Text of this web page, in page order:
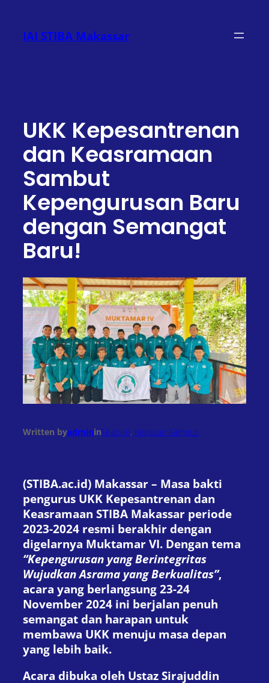
konten
IAI STIBA Makassar
UKK Kepesantrenan
dan Keasramaan
Sambut
Kepengurusan Baru
dengan Semangat
Baru!
Written byadmininFeature, Kegiatan Kampus
(STIBA.ac.id) Makassar – Masa bakti
pengurus UKK Kepesantrenan dan
Keasramaan STIBA Makassar periode
2023-2024 resmi berakhir dengan
digelarnya Muktamar VI. Dengan tema
“Kepengurusan yang Berintegritas
Wujudkan Asrama yang Berkualitas”,
acara yang berlangsung 23-24
November 2024 ini berjalan penuh
semangat dan harapan untuk
membawa UKK menuju masa depan
yang lebih baik.
Acara dibuka oleh Ustaz Sirajuddin